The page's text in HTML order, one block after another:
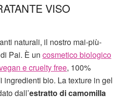
VISO
naturali, il nostro mai-più-
Pai. È un cosmetico biologico
e cruelty free, 100%
ingredienti bio. La texture in gel
dall’estratto di camomilla